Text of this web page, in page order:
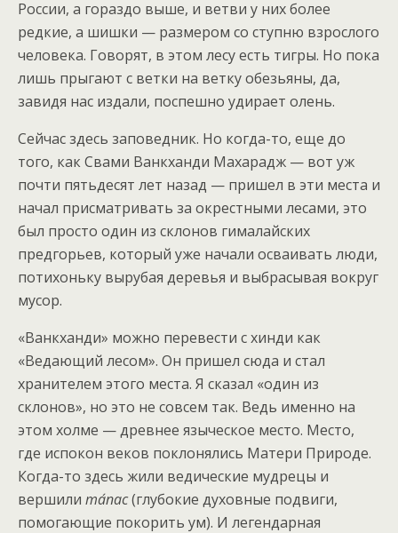
России, а гораздо выше, и ветви у них более
редкие, а шишки — размером со ступню взрослого
человека. Говорят, в этом лесу есть тигры. Но пока
лишь прыгают с ветки на ветку обезьяны, да,
завидя нас издали, поспешно удирает олень.
Сейчас здесь заповедник. Но когда-то, еще до
того, как Свами Ванкханди Махарадж — вот уж
почти пятьдесят лет назад — пришел в эти места и
начал присматривать за окрестными лесами, это
был просто один из склонов гималайских
предгорьев, который уже начали осваивать люди,
потихоньку вырубая деревья и выбрасывая вокруг
мусор.
«Ванкханди» можно перевести с хинди как
«Ведающий лесом». Он пришел сюда и стал
хранителем этого места. Я сказал «один из
склонов», но это не совсем так. Ведь именно на
этом холме — древнее языческое место. Место,
где испокон веков поклонялись Матери Природе.
Когда-то здесь жили ведические мудрецы и
вершили та́пас(глубокие духовные подвиги,
помогающие покорить ум). И легендарная